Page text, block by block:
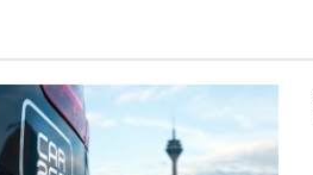
V
P